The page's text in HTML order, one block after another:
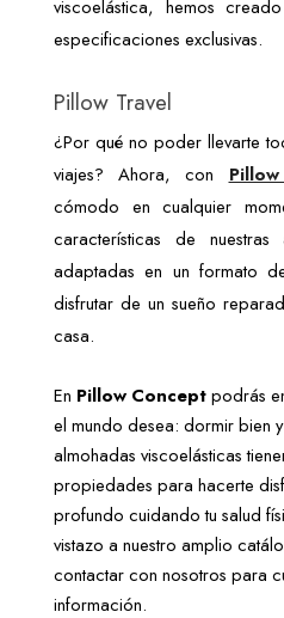
viscoelástica, hemos
especificaciones exclusivas.
Pillow Travel
¿Por qué no poder llevarte
viajes? Ahora, con
cómodo en cualquier
características de nuestras
adaptadas en un formato
disfrutar de un sueño
casa.
En Pillow Concept podrás
el mundo desea: dormir bien
almohadas viscoelásticas
propiedades para hacerte
profundo cuidando tu salud
vistazo a nuestro amplio
contactar con nosotros para
información.